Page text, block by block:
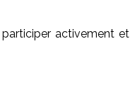
activement et